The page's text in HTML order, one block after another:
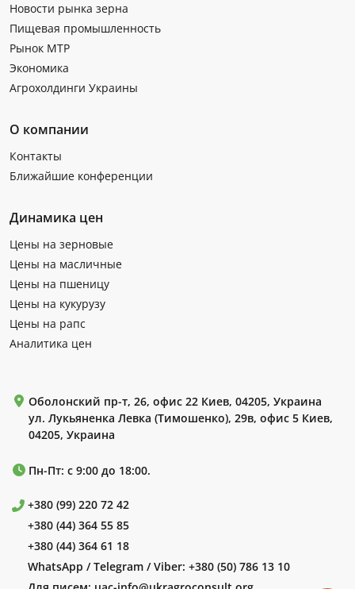
Новости рынка зерна
Пищевая промышленность
Рынок МТР
Экономика
Агрохолдинги Украины
О компании
Контакты
Ближайшие конференции
Динамика цен
Цены на зерновые
Цены на масличные
Цены на пшеницу
Цены на кукурузу
Цены на рапс
Аналитика цен
Оболонский пр-т, 26, офис 22 Киев, 04205, Украина
ул. Лукьяненка Левка (Тимошенко), 29в, офис 5 Киев,
04205, Украина
Пн-Пт: с 9:00 до 18:00.
+380 (99) 220 72 42
+380 (44) 364 55 85
+380 (44) 364 61 18
WhatsApp / Telegram / Viber: +380 (50) 786 13 10